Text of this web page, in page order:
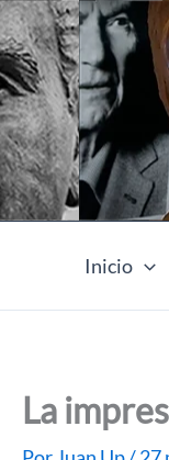
Ir
al
contenido
Inicio
La